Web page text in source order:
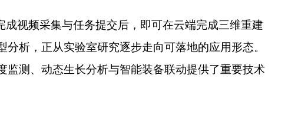
视频采集与任务提交后，即可在云端完成三维重建
析，正从实验室研究逐步走向可落地的应用形态。
测、动态生长分析与智能装备联动提供了重要技术